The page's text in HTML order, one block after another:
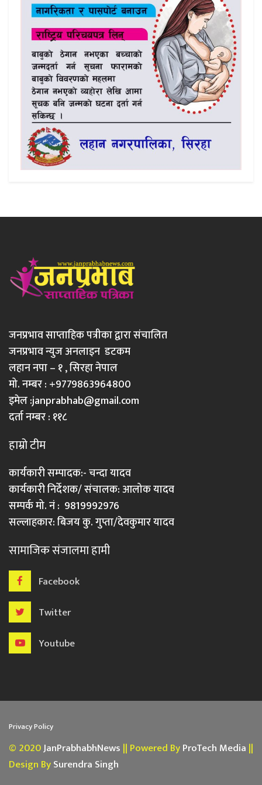
जनप्रभाव साप्ताहिक पत्रीका द्वारा संचालित
जनप्रभाव न्युज अनलाइन डटकम
लहान नपा – १ , सिरहा नेपाल
मो. नम्बर : +9779863964800
इमेल :janprabhab@gmail.com
दर्ता नम्बर : ११८
हाम्रो टीम
कार्यकारी सम्पादक:- चन्दा यादव
कार्यकारी निर्देशक/ संचालक: आलोक यादव
सम्पर्क मो. नं : 9819992976
सल्लाहकार: बिजय कु. गुप्ता/देवकुमार यादव
सामाजिक संजालमा हामी
Facebook
Twitter
Youtube
Privacy Policy
© 2020JanPrabhabhNews || Powered ByProTech Media ||
Design BySurendra Singh